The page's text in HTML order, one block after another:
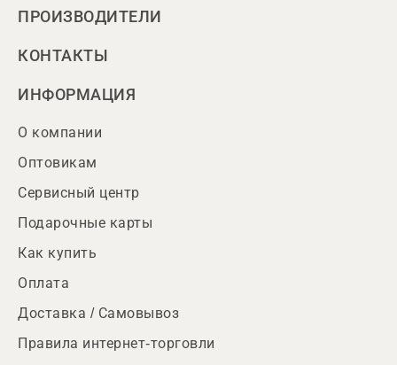
ПРОИЗВОДИТЕЛИ
КОНТАКТЫ
ИНФОРМАЦИЯ
О компании
Оптовикам
Сервисный центр
Подарочные карты
Как купить
Оплата
Доставка / Самовывоз
Правила интернет-торговли